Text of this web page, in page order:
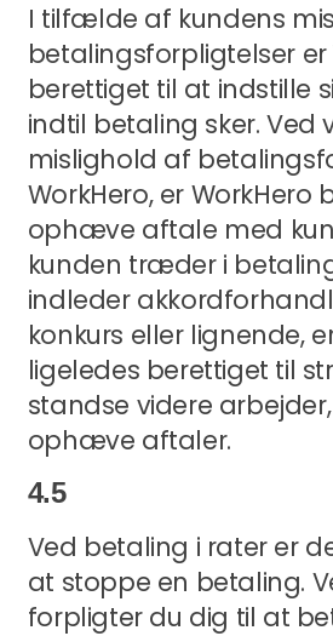
I tilfælde af kundens
betalingsforpligtelser er
berettiget til at indstille
indtil betaling sker.
mislighold af
WorkHero, er WorkHero
ophæve aftale med
kunden træder i
indleder
konkurs eller lignende,
ligeledes berettiget til
standse videre
ophæve aftaler.
4.5
Ved betaling i rater er
at stoppe en betaling.
forpligter du dig til at